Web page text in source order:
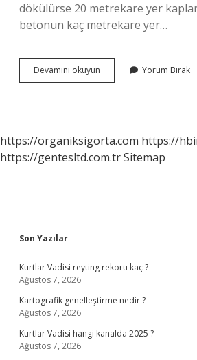
dökülürse 20 metrekare yer
betonun kaç metrekare yer…
Devamını okuyun
Metre
Beton
Gider
Yorum Bırak
https://organiksigorta.com https://
https://gentesltd.com.trSitemap
Sidebar
Son Yazılar
Kurtlar Vadisi reyting rekoru kaç ?
Ağustos 7, 2026
Kartografik genelleştirme nedir ?
Ağustos 7, 2026
Kurtlar Vadisi hangi kanalda 2025 ?
Ağustos 7, 2026